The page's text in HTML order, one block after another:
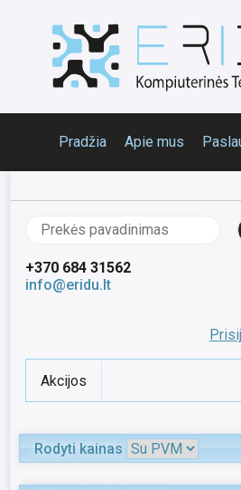
Pradžia Apie mus
Ieškoti:
+370 684 31562
info@eridu.lt
Akcijos
Rodyti kainas